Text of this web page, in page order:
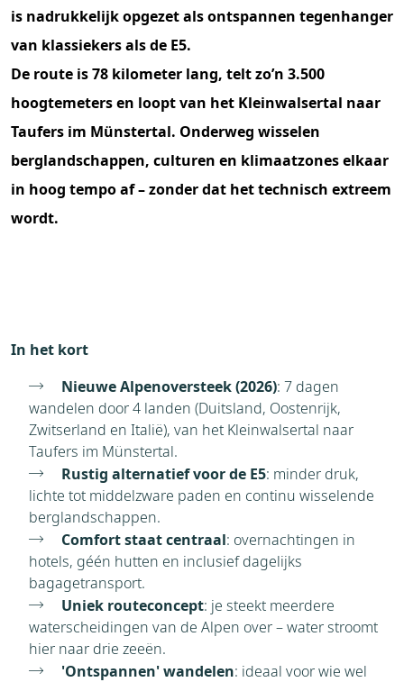
is nadrukkelijk opgezet als ontspannen tegenhanger
van klassiekers als de E5.
De route is 78 kilometer lang, telt zo’n 3.500
hoogtemeters en loopt van het Kleinwalsertal naar
Taufers im Münstertal. Onderweg wisselen
berglandschappen, culturen en klimaatzones elkaar
in hoog tempo af – zonder dat het technisch extreem
wordt.
In het kort
Nieuwe Alpenoversteek (2026): 7 dagen
wandelen door 4 landen (Duitsland, Oostenrijk,
Zwitserland en Italië), van het Kleinwalsertal naar
Taufers im Münstertal.
Rustig alternatief voor de E5: minder druk,
lichte tot middelzware paden en continu wisselende
berglandschappen.
Comfort staat centraal: overnachtingen in
hotels, géén hutten en inclusief dagelijks
bagagetransport.
Uniek routeconcept: je steekt meerdere
waterscheidingen van de Alpen over – water stroomt
hier naar drie zeeën.
'Ontspannen' wandelen: ideaal voor wie wel